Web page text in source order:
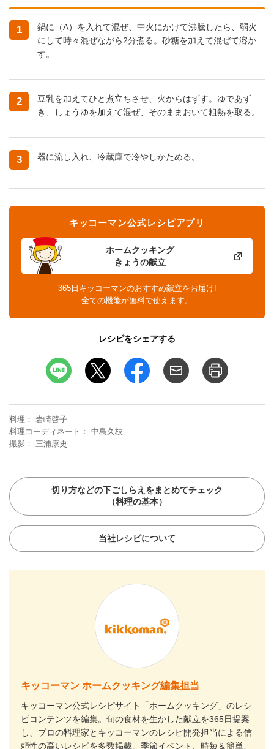
1
鍋に（A）を入れて混ぜ、中火にかけて沸騰したら、弱火
にして時々混ぜながら2分煮る。砂糖を加えて混ぜて溶か
す。
2
豆乳を加えてひと煮立ちさせ、火からはずす。ゆであず
き、しょうゆを加えて混ぜ、そのままおいて粗熱を取る。
3 器に流し入れ、冷蔵庫で冷やしかためる。
ホームクッキング
きょうの献立
キッコーマン公式レシピアプリ
365日キッコーマンのおすすめ献立をお届け!
全ての機能が無料で使えます。
レシピをシェアする
料理
岩崎啓子
料理コーディネート
中島久枝
撮影
三浦康史
切り方などの下ごしらえをまとめてチェック
（料理の基本）
当社レシピについて
キッコーマン ホームクッキング編集担当
キッコーマン公式レシピサイト「ホームクッキング」のレシ
ピコンテンツを編集。旬の食材を生かした献立を365日提案
し、プロの料理家とキッコーマンのレシピ開発担当による信
頼性の高いレシピを多数掲載。季節イベント、時短＆簡単、